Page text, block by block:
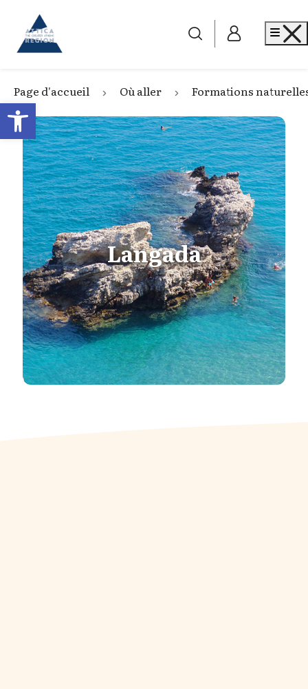
Open toolbar
Go to home
Page d'accueil Où aller Formations
Langada